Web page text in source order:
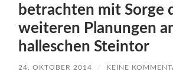
betrachten mit Sorge
weiteren Planungen
halleschen Steintor
24. OKTOBER 2014 / KEINE